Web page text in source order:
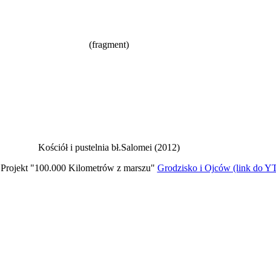
(fragment)
Kościół i pustelnia bł.Salomei (2012)
Projekt "100.000 Kilometrów z marszu" Grodzisko i Ojców (link do